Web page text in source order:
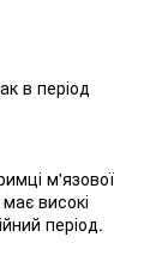
в період
м'язової
високі
період.